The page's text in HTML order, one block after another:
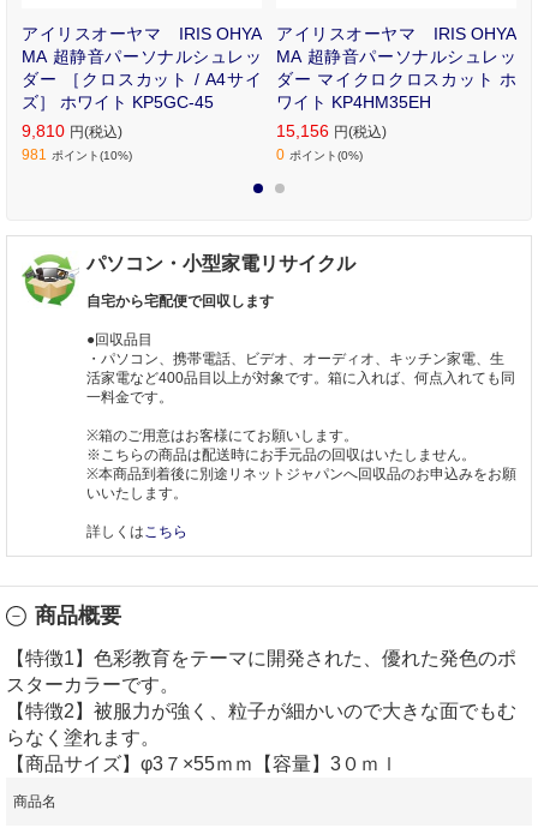
アイリスオーヤマ IRIS OHYA
MA 超静音パーソナルシュレッ
ダー ［クロスカット / A4サイ
ズ］ ホワイト KP5GC-45
9,810 円(税込)
981
ポイント(10%)
アイリスオーヤマ IRIS OHYA
MA 超静音パーソナルシュレッ
ダー マイクロクロスカット ホ
ワイト KP4HM35EH
15,156 円(税込)
0 ポイント(0%)
パソコン・小型家電リサイクル
自宅から宅配便で回収します
●回収品目
・パソコン、携帯電話、ビデオ、オーディオ、キッチン家電、生
活家電など400品目以上が対象です。箱に入れば、何点入れても同
一料金です。
※箱のご用意はお客様にてお願いします。
※こちらの商品は配送時にお手元品の回収はいたしません。
※本商品到着後に別途リネットジャパンへ回収品のお申込みをお願
いいたします。
詳しくは こちら
商品概要
【特徴1】色彩教育をテーマに開発された、優れた発色のポ
スターカラーです。
【特徴2】被服力が強く、粒子が細かいので大きな面でもむ
らなく塗れます。
【商品サイズ】φ3７×55ｍｍ【容量】3０ｍｌ
商品名